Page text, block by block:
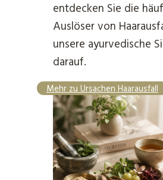
entdecken Sie die
Auslöser von
unsere ayurvedische
darauf.
Mehr zu Ursachen Haarausfall